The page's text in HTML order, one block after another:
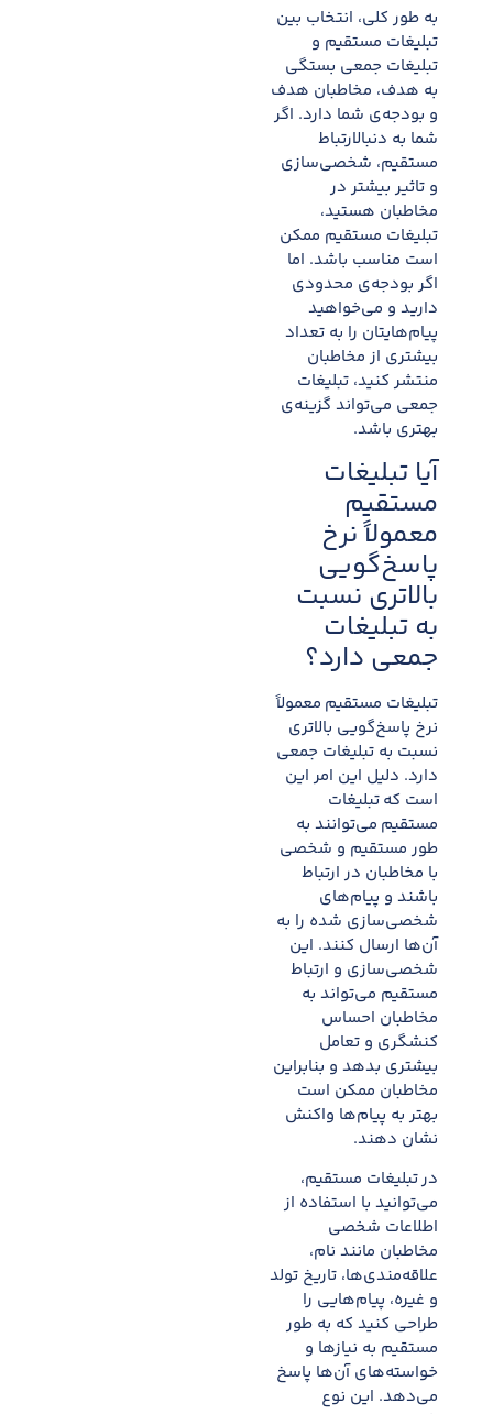
به طور کلی، انتخاب بین
تبلیغات مستقیم و
تبلیغات جمعی بستگی
به هدف، مخاطبان هدف
و بودجه‌ی شما دارد. اگر
شما به دنبالارتباط
مستقیم، شخصی‌سازی
و تاثیر بیشتر در
مخاطبان هستید،
تبلیغات مستقیم ممکن
است مناسب باشد. اما
اگر بودجه‌ی محدودی
دارید و می‌خواهید
پیام‌هایتان را به تعداد
بیشتری از مخاطبان
منتشر کنید، تبلیغات
جمعی می‌تواند گزینه‌ی
بهتری باشد.
آیا تبلیغات
مستقیم
معمولاً نرخ
پاسخ‌گویی
بالاتری نسبت
به تبلیغات
جمعی دارد؟
تبلیغات مستقیم معمولاً
نرخ پاسخ‌گویی بالاتری
نسبت به تبلیغات جمعی
دارد. دلیل این امر این
است که تبلیغات
مستقیم می‌توانند به
طور مستقیم و شخصی
با مخاطبان در ارتباط
باشند و پیام‌های
شخصی‌سازی شده را به
آن‌ها ارسال کنند. این
شخصی‌سازی و ارتباط
مستقیم می‌تواند به
مخاطبان احساس
کنشگری و تعامل
بیشتری بدهد و بنابراین
مخاطبان ممکن است
بهتر به پیام‌ها واکنش
نشان دهند.
در تبلیغات مستقیم،
می‌توانید با استفاده از
اطلاعات شخصی
مخاطبان مانند نام،
علاقه‌مندی‌ها، تاریخ تولد
و غیره، پیام‌هایی را
طراحی کنید که به طور
مستقیم به نیازها و
خواسته‌های آن‌ها پاسخ
می‌دهد. این نوع